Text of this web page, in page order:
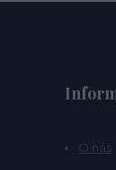
O nás